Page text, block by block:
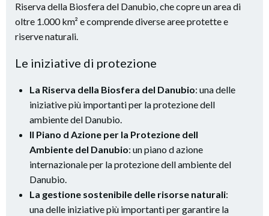
Riserva della Biosfera del Danubio, che copre un area di
oltre 1.000 km² e comprende diverse aree protette e
riserve naturali.
Le iniziative di protezione
La Riserva della Biosfera del Danubio: una delle
iniziative più importanti per la protezione dell
ambiente del Danubio.
Il Piano d Azione per la Protezione dell
Ambiente del Danubio: un piano d azione
internazionale per la protezione dell ambiente del
Danubio.
La gestione sostenibile delle risorse naturali:
una delle iniziative più importanti per garantire la